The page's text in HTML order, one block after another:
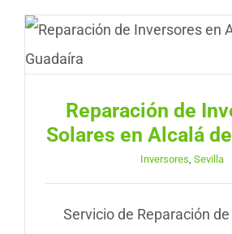
Reparación de
Solares en Alcalá
Inversores, Sevilla
Servicio de Reparación